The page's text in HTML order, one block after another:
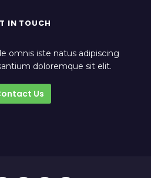
IN TOUCH
omnis iste natus adipiscing
doloremque sit elit.
Us